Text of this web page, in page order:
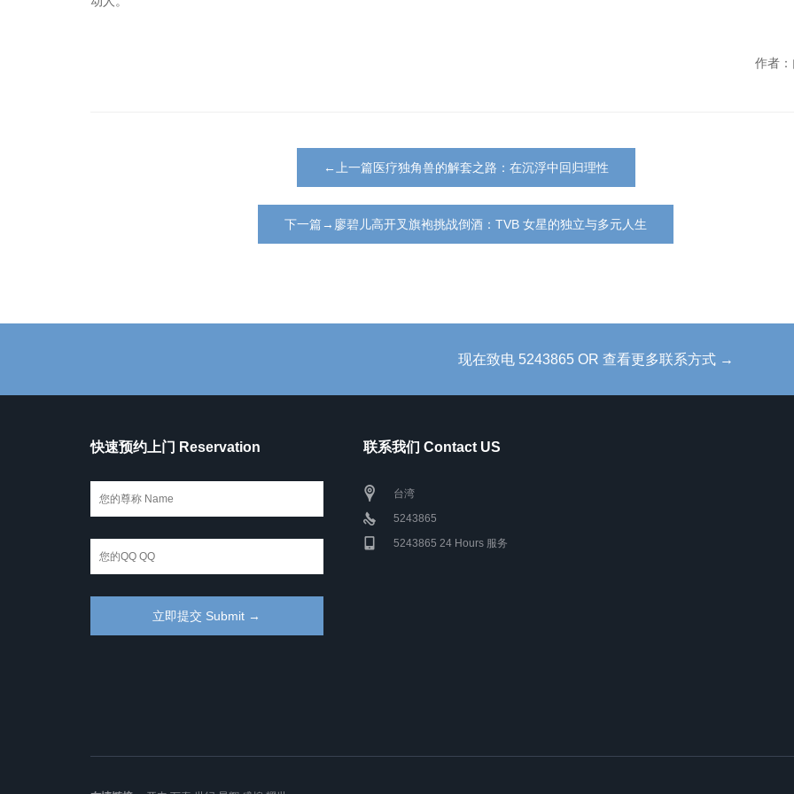
作者
←上一篇医疗独角兽的解套之路：在沉浮中回归理性
下一篇→廖碧儿高开叉旗袍挑战倒酒：TVB 女星的独立与多元人生
现在致电 5243865 OR 查看更多联系方式 →
快速预约上门 Reservation 联系我们 Contact US
台湾
5243865
5243865 24 Hours 服务